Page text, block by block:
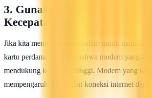
3. Gunakan Modem yang
Kecepatan Tinggi
Jika kita menggunakan modem untuk
kartu perdana, pastikan bahwa modem yang
mendukung kecepatan tinggi. Modem yang
mempengaruhi kecepatan koneksi internet